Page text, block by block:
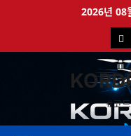
로
2026년 08
국
내
드
론
뉴
#코